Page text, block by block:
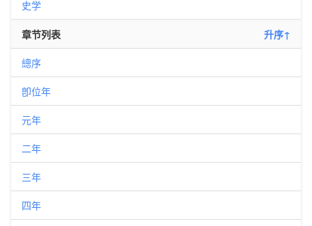
史学
章节列表 升序↑
總序
卽位年
元年
二年
三年
四年